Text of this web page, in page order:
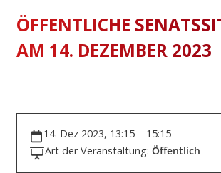
ÖFFENTLICHE
AM 14. DEZEMBER 2023
14. Dez 2023, 13:15 – 15:15
Art der Veranstaltung: Öffentlich